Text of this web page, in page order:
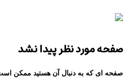
صفحه مورد نظر پیدا نشد
صفحه ای که به دنبال آن هستید ممکن